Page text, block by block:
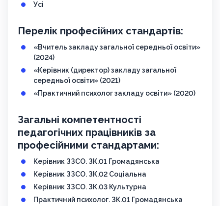
Усі
Перелік професійних стандартів:
«Вчитель закладу загальної середньої освіти»
(2024)
«Керівник (директор) закладу загальної
середньої освіти» (2021)
«Практичний психолог закладу освіти» (2020)
Загальні компетентності
педагогічних працівників за
професійними стандартами:
Керівник ЗЗСО. ЗК.01 Громадянська
Керівник ЗЗСО. ЗК.02 Соціальна
Керівник ЗЗСО. ЗК.03 Культурна
Практичний психолог. ЗК.01 Громадянська